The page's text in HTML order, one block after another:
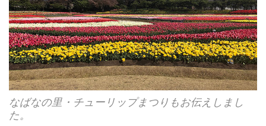
なばなの里・チューリップまつりもお伝えしまし
た。